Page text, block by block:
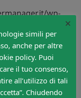
wp-
di Claudio Damiani
×
simili per
anche per altre
policy. Puoi
il tuo consenso,
all’utilizzo di tali
Chiudendo